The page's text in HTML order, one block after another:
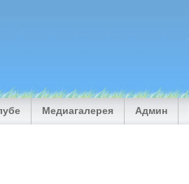
Медиагалерея Админ